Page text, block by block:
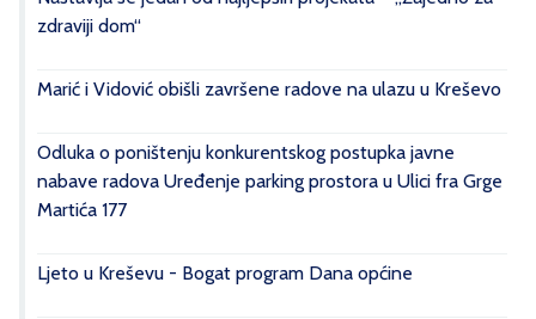
zdraviji dom“
Marić i Vidović obišli završene radove na ulazu u Kreševo
Odluka o poništenju konkurentskog postupka javne
nabave radova Uređenje parking prostora u Ulici fra Grge
Martića 177
Ljeto u Kreševu - Bogat program Dana općine